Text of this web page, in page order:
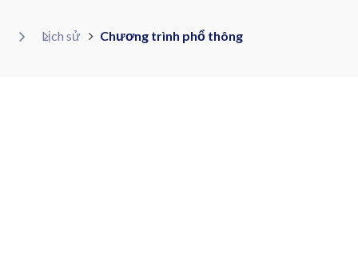
Lịch sử Chương trình phổ thông